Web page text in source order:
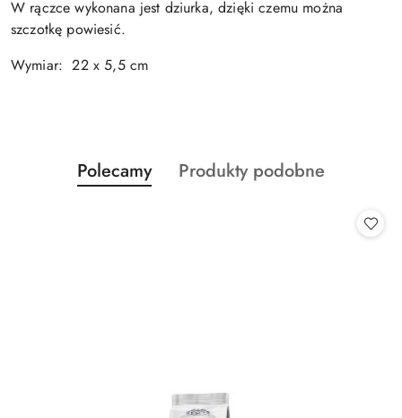
W rączce wykonana jest dziurka, dzięki czemu można
szczotkę powiesić.
Wymiar:22 x 5,5 cm
Pomiń karuzelę produktów
Produkty
o
Polecamy
Produkty
Produkty podobne